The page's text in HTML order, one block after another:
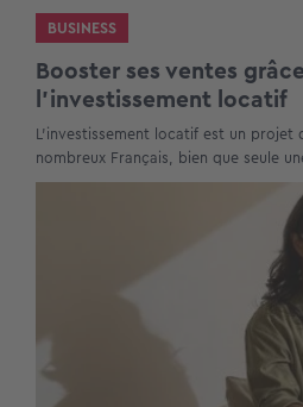
BUSINESS
Booster ses ventes
l’investissement locatif
L’investissement locatif est un projet
nombreux Français, bien que seule